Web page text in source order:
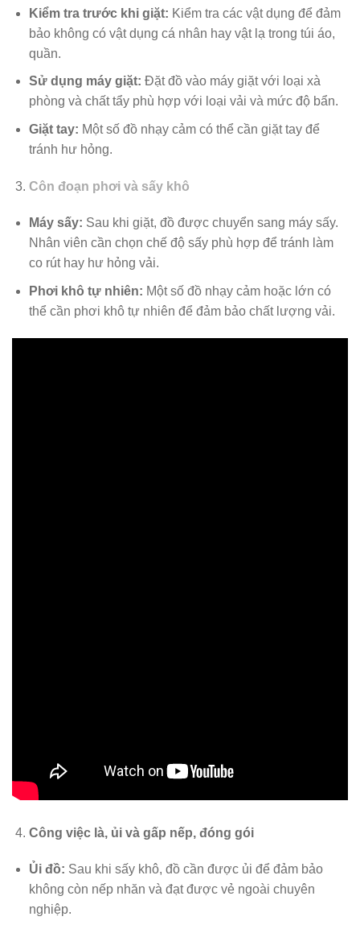
Kiểm tra trước khi giặt: Kiểm tra các vật dụng để đảm
bảo không có vật dụng cá nhân hay vật lạ trong túi áo,
quần.
Sử dụng máy giặt: Đặt đồ vào máy giặt với loại xà
phòng và chất tẩy phù hợp với loại vải và mức độ bẩn.
Giặt tay: Một số đồ nhạy cảm có thể cần giặt tay để
tránh hư hỏng.
Côn đoạn phơi và sấy khô
Máy sấy: Sau khi giặt, đồ được chuyển sang máy sấy.
Nhân viên cần chọn chế độ sấy phù hợp để tránh làm
co rút hay hư hỏng vải.
Phơi khô tự nhiên: Một số đồ nhạy cảm hoặc lớn có
thể cần phơi khô tự nhiên để đảm bảo chất lượng vải.
Công việc là, ủi và gấp nếp, đóng gói
Ủi đồ: Sau khi sấy khô, đồ cần được ủi để đảm bảo
không còn nếp nhăn và đạt được vẻ ngoài chuyên
nghiệp.